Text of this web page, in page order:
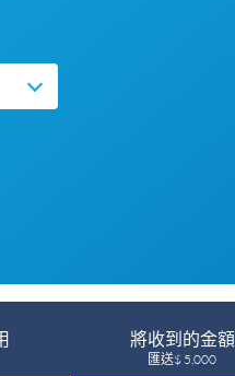
將收到的金額
匯送$ 5,000